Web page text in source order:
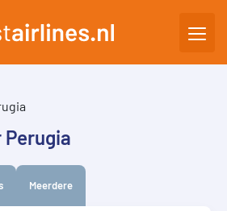
Meerdere